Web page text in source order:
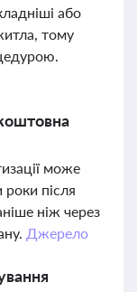
або
тому
може
роки після
ніж через
Джерело